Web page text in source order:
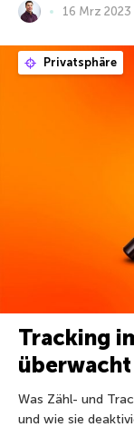
16 Mrz 2023
Privatsphäre
Tracking
Was Zähl- und
und wie sie